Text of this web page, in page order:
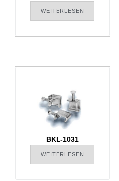
WEITERLESEN
BKL-1031
WEITERLESEN